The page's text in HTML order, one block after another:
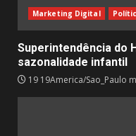
Marketing Digital
Superintendência do
sazonalidade infantil
19 19America/Sao_Paulo